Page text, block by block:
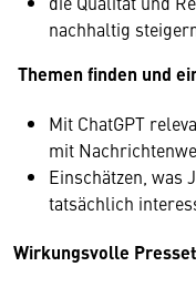
nachhaltig
Themen finden und
Mit ChatGPT
mit
Einschätzen, was
tatsächlich
Wirkungsvolle